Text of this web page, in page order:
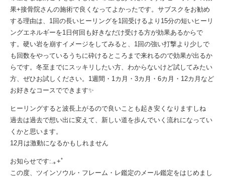
果+接骨院さんの施術で良くなってよかったです。サブスクをお勧め
する理由は、1回の長いヒーリングを1回受けるより15分の短いヒーリ
ングエネルギーを1日何回も好きなだけ受ける方が効果あるからで
す。硬い岩を崩すイメージをしてみると、1回の強い打撃より少しで
も回数をやっているうちに砕けるところまで来れるので効果が出るか
らです。冬至までにスッキリしたい方、わからないけど試してみたい
方、ぜひお試しください。1週間・1カ月・3カ月・6カ月・12カ月など
お好きなコースでできます✨
ヒーリングすると波長上がるので良いことも起き安くなりますしね
過去は過去で想い出に変えて、新しい道を歩んでいく流れになってい
くかと思います。
12月は激動になるかもしれません
お知らせです:.｡+ﾟ
この度、ツインソウル・フレーム・レ鑑定のメール鑑定をはじめまし